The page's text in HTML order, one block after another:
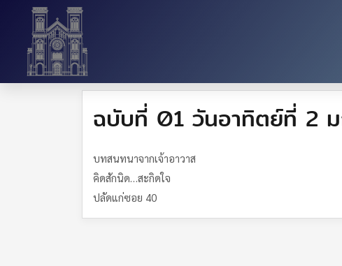
ฉบับที่ 01 วันอาทิตย์ที่ 2
บทสนทนาจากเจ้าอาวาส
คิดสักนิด…สะกิดใจ
ปลัดแก่ซอย 40